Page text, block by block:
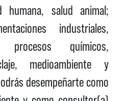
humana, salud animal;
industriales,
procesos químicos,
medioambiente y
desempeñarte como